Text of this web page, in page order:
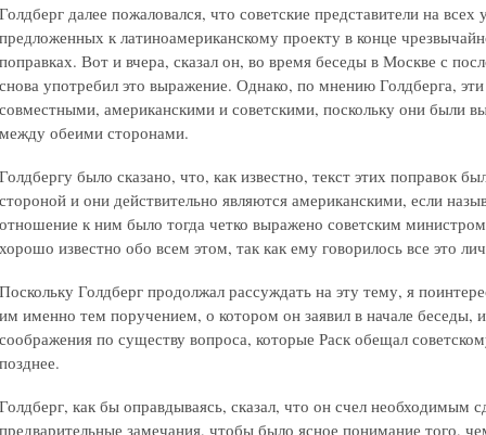
Голдберг далее пожаловался, что советские представители на
предложенных к латиноамериканскому проекту в конце
поправках. Вот и вчера, сказал он, во время беседы в Москве с
снова употребил это выражение. Однако, по мнению Голдберга,
совместными, американскими и советскими, поскольку они были
между обеими сторонами.
Голдбергу было сказано, что, как известно, текст этих поправок
стороной и они действительно являются американскими, если
отношение к ним было тогда четко выражено советским
хорошо известно обо всем этом, так как ему говорилось все это
Поскольку Голдберг продолжал рассуждать на эту тему, я
им именно тем поручением, о котором он заявил в начале беседы,
соображения по существу вопроса, которые Раск обещал
позднее.
Голдберг, как бы оправдываясь, сказал, что он счел необходимым
предварительные замечания, чтобы было ясное понимание того,